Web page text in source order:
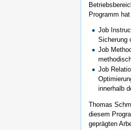
Programm
Job
Sicherung
Job
Job
innerhalb
Thomas
diesem
geprägten